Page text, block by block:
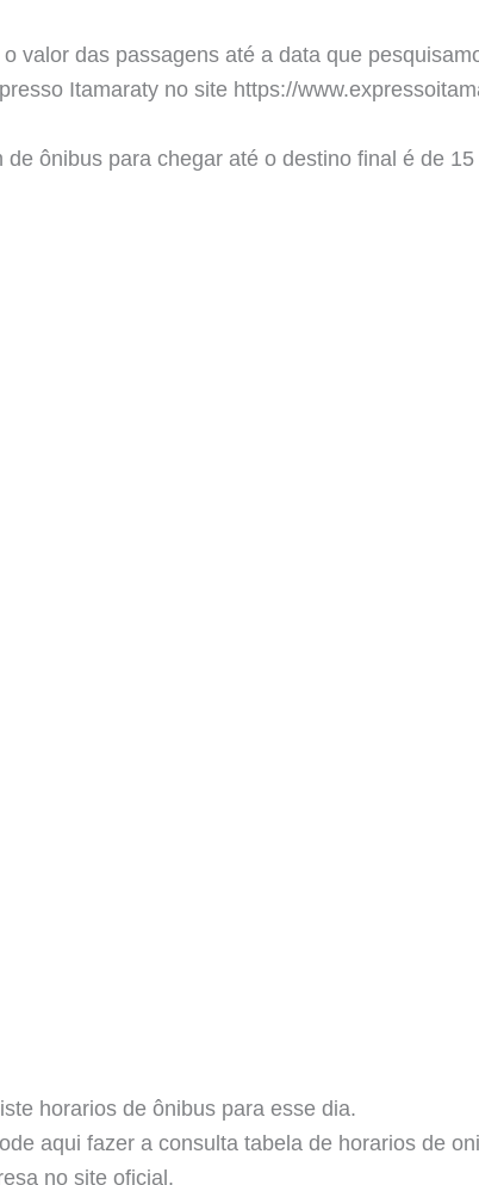
valor das passagens até a data que
Itamaraty no site https://
de ônibus para chegar até o destino final é de
horarios de ônibus para esse dia.
aqui fazer a consulta tabela de horarios de
no site oficial.